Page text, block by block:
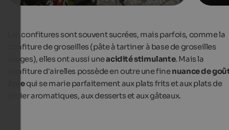
Les confitures sont souvent sucrées, mais parfois, comme la
confiture de groseilles (pâte à tartiner à base de groseilles
rouges), elles ont aussi uneacidité stimulante. Mais la
confiture d'airelles possède en outre une finenuance de
âprequi se marie parfaitement aux plats frits et aux plats de
gibier aromatiques, aux desserts et aux gâteaux.